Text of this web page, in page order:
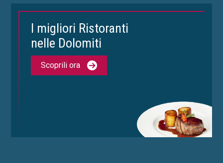
I migliori Ristoranti
nelle Dolomiti
Scoprili ora